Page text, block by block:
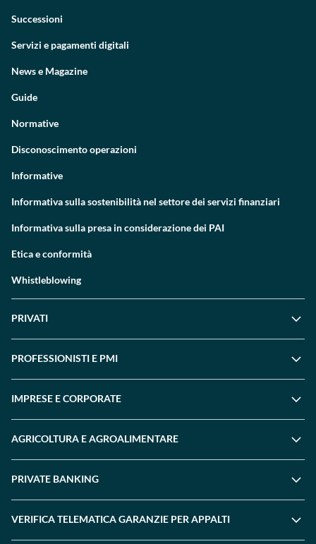
Successioni
Servizi e pagamenti digitali
News e Magazine
Guide
Normative
Disconoscimento operazioni
Informative
Informativa sulla sostenibilità nel settore dei servizi finanziari
Informativa sulla presa in considerazione dei PAI
Etica e conformità
Whistleblowing
PRIVATI
PROFESSIONISTI E PMI
IMPRESE E CORPORATE
AGRICOLTURA E AGROALIMENTARE
PRIVATE BANKING
VERIFICA TELEMATICA GARANZIE PER APPALTI